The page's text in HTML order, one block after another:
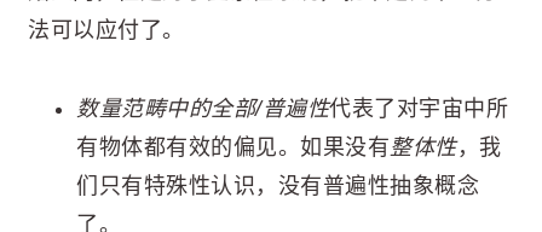
法可以应付了。
数量范畴中的全部/普遍性代表了对宇宙中所
有物体都有效的偏见。如果没有整体性，我
们只有特殊性认识，没有普遍性抽象概念
了。